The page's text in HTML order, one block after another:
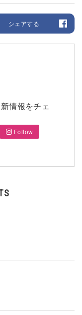
シェアする
情報をチェ
Follow